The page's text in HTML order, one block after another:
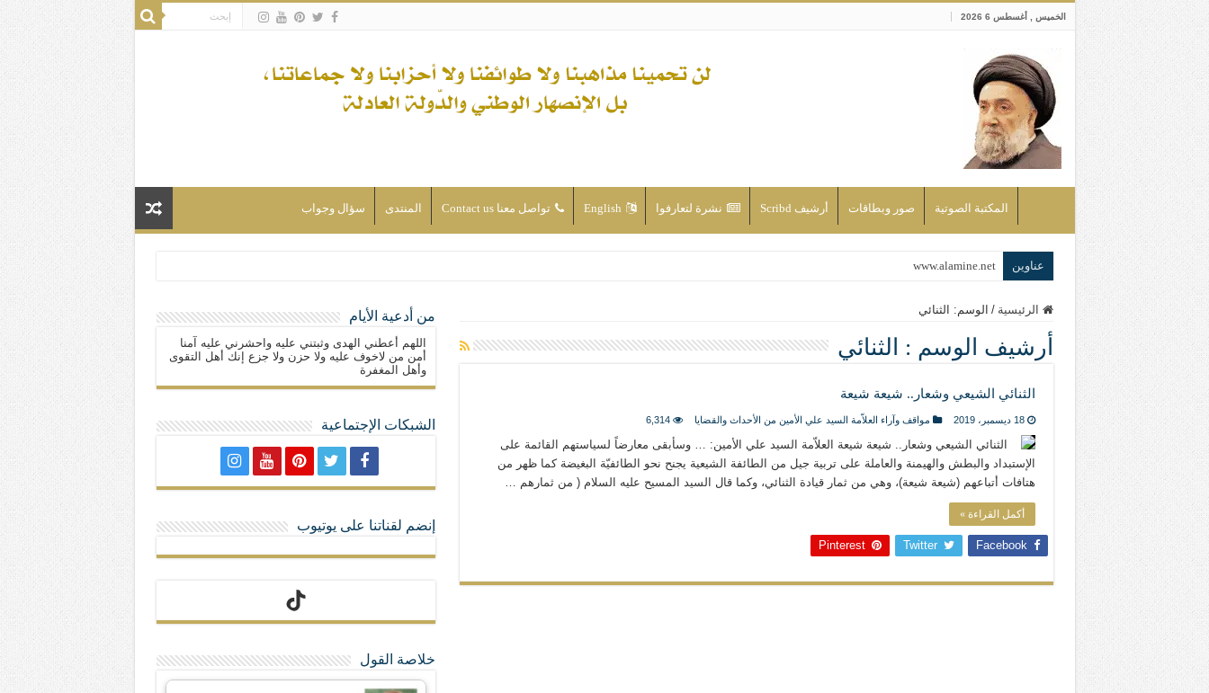
الخميس , أغسطس 6 2026
المكتبة الصوتية صور وبطاقات أرشيف Scribd نشرة لتعارفوا English تواصل معنا Contact us المنتدى سؤال وجواب
عناوين www.alamine.net
إذا كان التسنن هو الإيمان بسنة رسول الله ( صلى الله عليه وآله) فكلّ المسلمين سنّة والتشيّع إن كان حب أهل البيت (عليهم السلام) فكلّ المسلمين شيعة.
علاقات المذاهب والأديان لا يجوز أن تكون على حساب الأوطان
المذاهب ليست قدرًا لا يمكن تجاوزه
ليست المنفعة تأتي من إسلامية النّظام كما لا تأتي المضرة من مسيحية النظام
المتهاون بوطنه متهاون بدينه حتماً
الرئيسية / الوسم: الثنائي
أرشيف الوسم : الثنائي
الثنائي الشيعي وشعار.. شيعة شيعة
18 ديسمبر، 2019 مواقف وآراء العلاّمة السيد علي الأمين من الأحداث والقضايا 6,314
الثنائي الشيعي وشعار.. شيعة شيعة العلاّمة السيد علي الأمين: … وسأبقى معارضاً لسياستهم القائمة على
الإستبداد والبطش والهيمنة والعاملة على تربية جيل من الطائفة الشيعية يجنح نحو الطائفيّة البغيضة كما ظهر من
هتافات أتباعهم (شيعة شيعة)، وهي من ثمار قيادة الثنائي، وكما قال السيد المسيح عليه السلام ( من ثمارهم …
أكمل القراءة »
Facebook
Twitter
Pinterest
من أدعية الأيام
اللهم أعطني الهدى وثبتني عليه واحشرني عليه آمنا
أمن من لاخوف عليه ولا حزن ولا جزع إنك أهل التقوى
وأهل المغفرة
الشبكات الإجتماعية
إنضم لقناتنا على يوتيوب
خلاصة القول